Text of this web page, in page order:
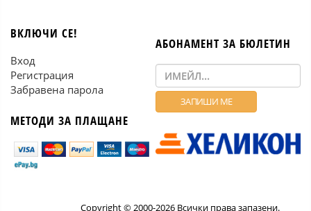
ВКЛЮЧИ СЕ!
Вход
Регистрация
Забравена парола
МЕТОДИ ЗА ПЛАЩАНЕ
АБОНАМЕНТ ЗА БЮЛЕТИН
Copyright © 2000-2026 Всички права запазени.